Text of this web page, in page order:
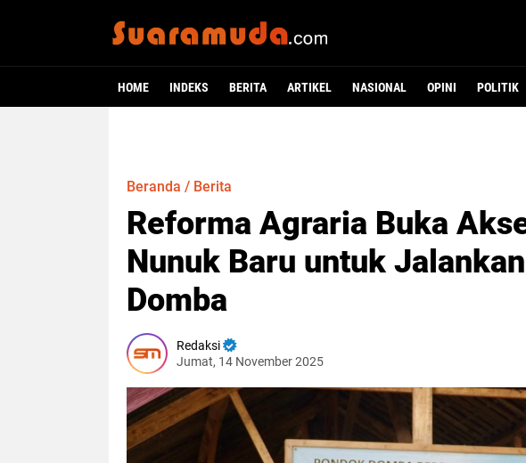
HOME INDEKS BERITA ARTIKEL NASIONAL OPINI POLITIK
Beranda / Berita
Reforma Agraria Buka
Nunuk Baru untuk
Domba
Redaksi
Jumat, 14 November 2025